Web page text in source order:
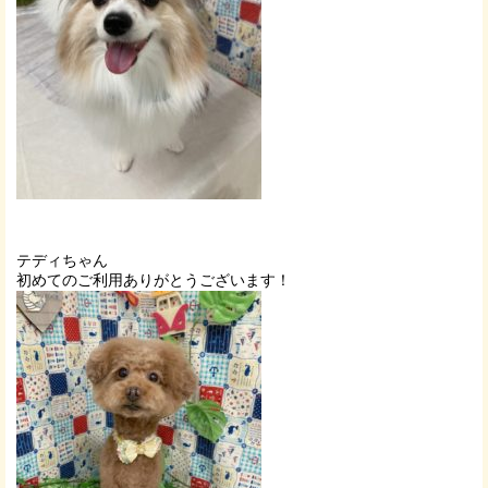
テディちゃん
初めてのご利用ありがとうございます！